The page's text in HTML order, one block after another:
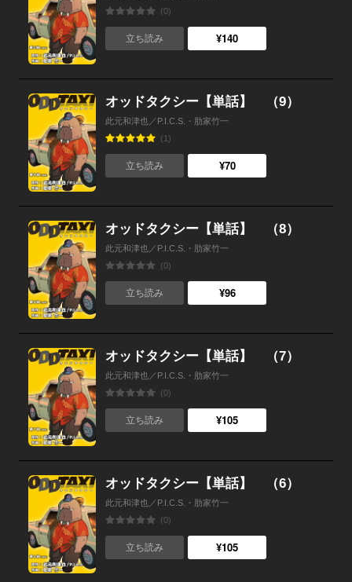
(0)
立ち読み ¥140
オッドタクシー【単話】 （9）
此元和津也／P.I.C.S.・肋家竹一
(1)
立ち読み ¥70
オッドタクシー【単話】 （8）
此元和津也／P.I.C.S.・肋家竹一
(0)
立ち読み ¥96
オッドタクシー【単話】 （7）
此元和津也／P.I.C.S.・肋家竹一
(0)
立ち読み ¥105
オッドタクシー【単話】 （6）
此元和津也／P.I.C.S.・肋家竹一
(0)
立ち読み ¥105